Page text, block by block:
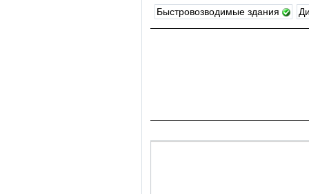
Быстровозводимые здания